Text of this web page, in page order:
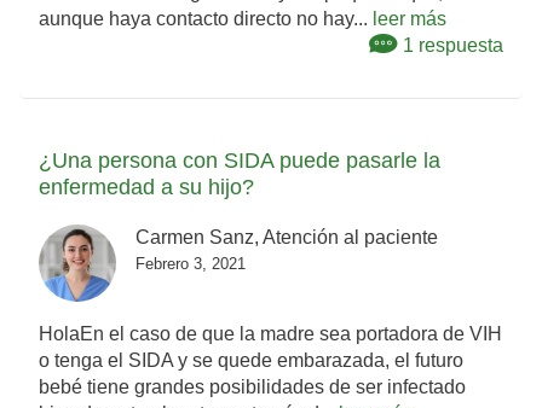
aunque haya contacto directo no hay... leer más
1 respuesta
¿Una persona con SIDA puede pasarle la
enfermedad a su hijo?
Carmen Sanz, Atención al paciente
Febrero 3, 2021
HolaEn el caso de que la madre sea portadora de VIH
o tenga el SIDA y se quede embarazada, el futuro
bebé tiene grandes posibilidades de ser infectado